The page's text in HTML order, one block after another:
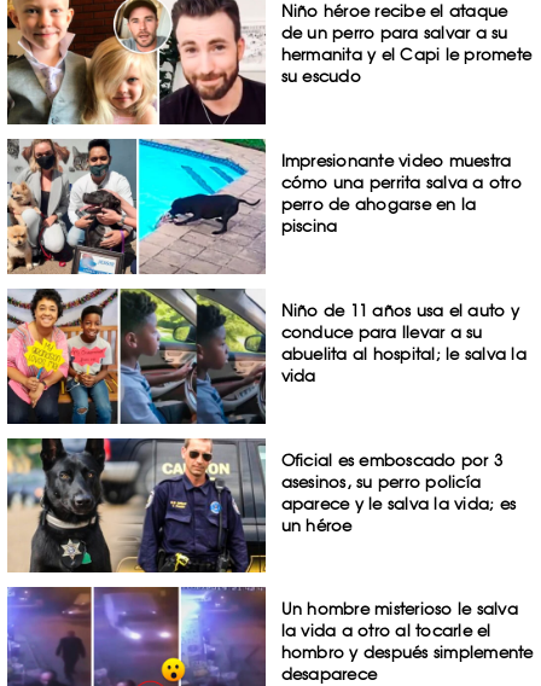
Niño héroe recibe el ataque
de un perro para salvar a su
hermanita y el Capi le promete
su escudo
Impresionante video muestra
cómo una perrita salva a otro
perro de ahogarse en la
piscina
Niño de 11 años usa el auto y
conduce para llevar a su
abuelita al hospital; le salva la
vida
Oficial es emboscado por 3
asesinos, su perro policía
aparece y le salva la vida; es
un héroe
Un hombre misterioso le salva
la vida a otro al tocarle el
hombro y después simplemente
desaparece